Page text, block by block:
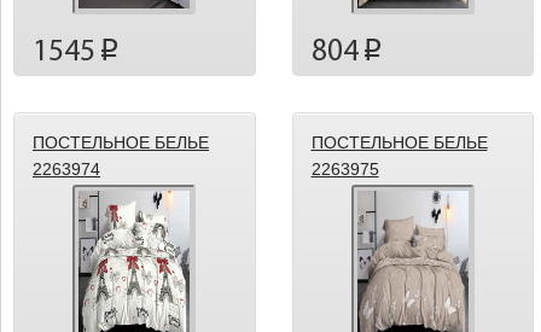
1545 p 804p
ПОСТЕЛЬНОЕ БЕЛЬЕ
2263974
ПОСТЕЛЬНОЕ БЕЛЬЕ
2263975